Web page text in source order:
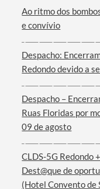
Categorias
Filtros
Ao ritmo dos
e convívio
Despacho:
Redondo devido a
Despacho –
Ruas Floridas por
09 de agosto
CLDS-5G Redondo
Dest@que de
(Hotel Convento de